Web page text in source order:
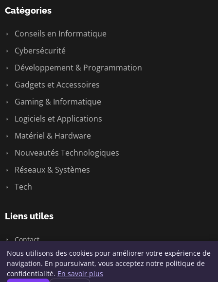
Catégories
Conseils en Informatique
Cybersécurité
Développement & Programmation
Gadgets et Accessoires
Gaming & Informatique
Logiciels et Applications
Matériel & Hardware
Nouveautés Technologiques
Réseaux & Systèmes
Tech
Liens utiles
Contact
© 2026 Geeksunite.net. Tous droits réservés.
Nous utilisons des cookies pour améliorer votre expérience de
navigation. En poursuivant, vous acceptez notre politique de
confidentialité. En savoir plus